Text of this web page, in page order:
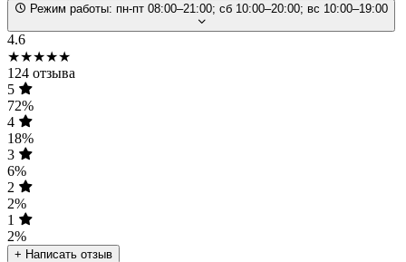
Режим работы: пн-пт 08:00–21:00; сб 10:00–20:00; вс 10:00–19:00
4.6
★★★★★
124 отзыва
5
72%
4
18%
3
6%
2
2%
1
2%
+ Написать отзыв